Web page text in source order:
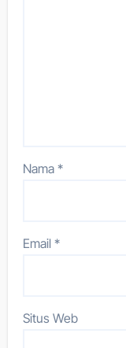
Nama*
Email*
Situs Web